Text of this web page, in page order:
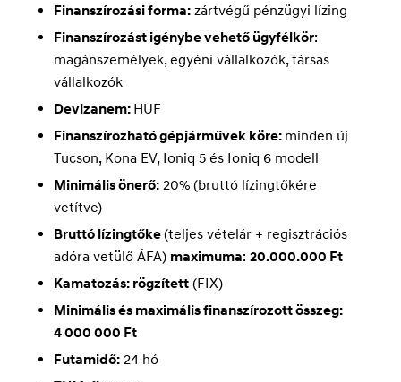
Finanszírozási forma: zártvégű pénzügyi lízing
Finanszírozást igénybe vehető ügyfélkör:
magánszemélyek, egyéni vállalkozók, társas
vállalkozók
Devizanem: HUF
Finanszírozható gépjárművek köre: minden új
Tucson, Kona EV, Ioniq 5 és Ioniq 6 modell
Minimális önerő: 20% (bruttó lízingtőkére
vetítve)
Bruttó lízingtőke(teljes vételár + regisztrációs
adóra vetülő ÁFA) maximuma: 20.000.000 Ft
Kamatozás: rögzített (FIX)
Minimális és maximális finanszírozott összeg:
4 000 000 Ft
Futamidő: 24 hó